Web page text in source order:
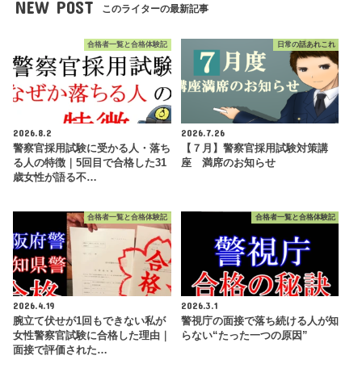
NEW POST このライターの最新記事
合格者一覧と合格体験記
2026.8.2
警察官採用試験に受かる人・落ち
る人の特徴｜5回目で合格した31
歳女性が語る不…
日常の話あれこれ
2026.7.26
【７月】警察官採用試験対策講
座 満席のお知らせ
合格者一覧と合格体験記
2026.4.19
腕立て伏せが1回もできない私が
女性警察官試験に合格した理由｜
面接で評価された…
合格者一覧と合格体験記
2026.3.1
警視庁の面接で落ち続ける人が知
らない“たった一つの原因”